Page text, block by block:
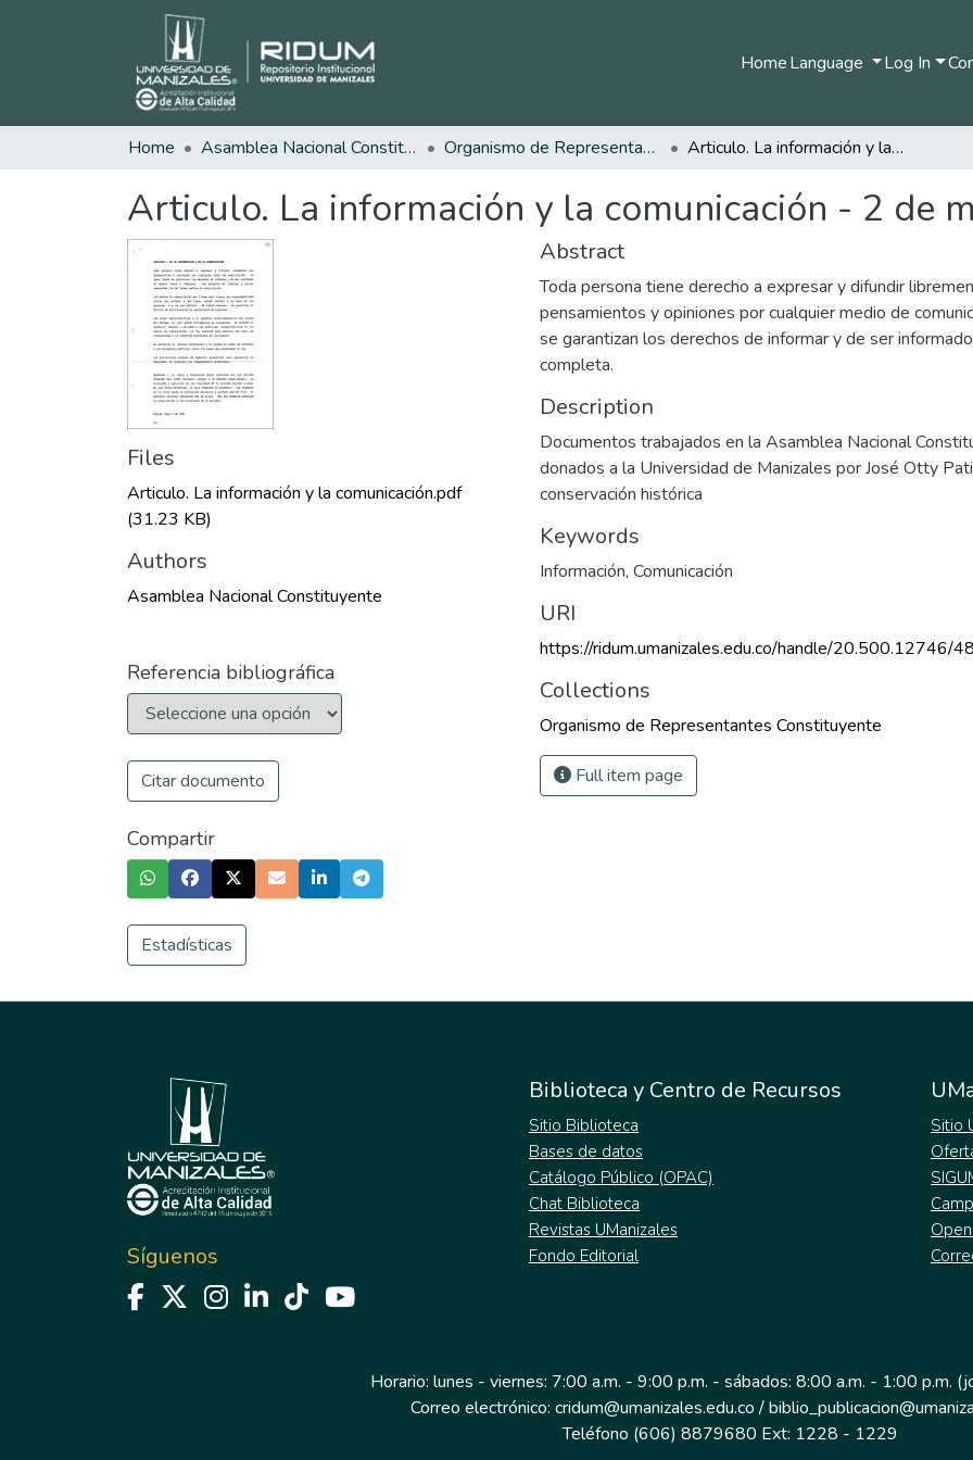
HomeLanguage Log In
Home Asamblea Nacional Constituyente Organismo de Representantes Constituyente Articulo. La información y la comunicación - 2 de mayo de 1991
Articulo. La información y la comunicación - 2 de
Files
Articulo. La información y la comunicación.pdf
(31.23 KB)
Authors
Asamblea Nacional Constituyente
Referencia bibliográfica
Citar documento
Compartir
Estadísticas
Abstract
Toda persona tiene derecho a expresar y difundir
pensamientos y opiniones por cualquier medio de
se garantizan los derechos de informar y de ser
completa.
Description
Documentos trabajados en la Asamblea Nacional
donados a la Universidad de Manizales por José Otty
conservación histórica
Keywords
Información, Comunicación
URI
https://ridum.umanizales.edu.co/handle/20.500.12746/
Collections
Organismo de Representantes Constituyente
Full item page
Síguenos
Biblioteca y Centro de Recursos
Sitio Biblioteca
Bases de datos
Catálogo Público (OPAC)
Chat Biblioteca
Revistas UManizales
Fondo Editorial
Sitio
Horario: lunes - viernes: 7:00 a.m. - 9:00 p.m. - sábados: 8:00 a.m. - 1:00 p.m.
Correo electrónico: cridum@umanizales.edu.co /
Teléfono (606) 8879680 Ext: 1228 - 1229